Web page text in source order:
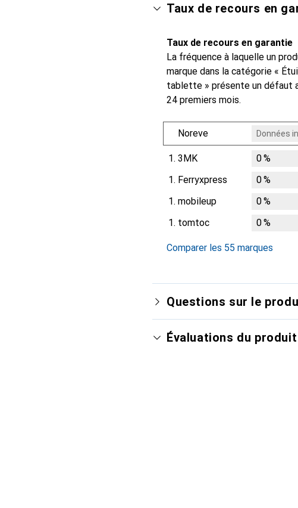
Taux de recours en
Taux de recours en garantie
La fréquence à laquelle un
marque dans la catégorie «
tablette » présente un défaut
24 premiers mois.
Noreve Données
1. 3MK 0%
1. Ferryxpress 0%
1. mobileup 0%
1. tomtoc 0%
Comparer les 55 marques
Questions sur le
Évaluations du produit